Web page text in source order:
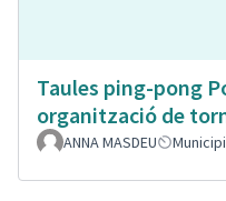
Taules ping-pong
organització de
ANNA MASDEU Municipi